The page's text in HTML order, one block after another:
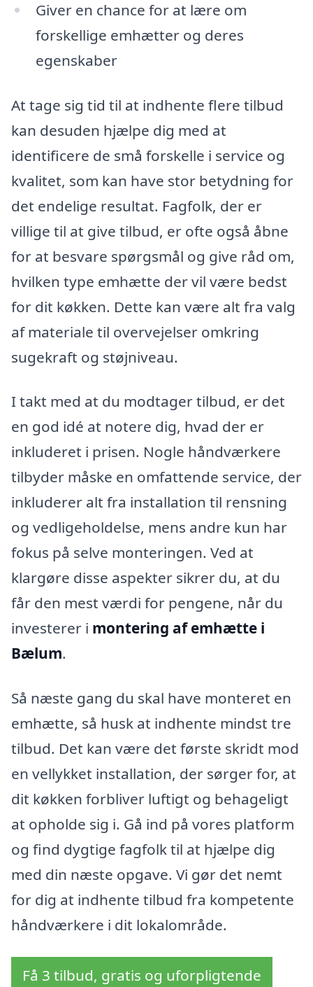
Giver en chance for at lære om
forskellige emhætter og deres
egenskaber
At tage sig tid til at indhente flere tilbud
kan desuden hjælpe dig med at
identificere de små forskelle i service og
kvalitet, som kan have stor betydning for
det endelige resultat. Fagfolk, der er
villige til at give tilbud, er ofte også åbne
for at besvare spørgsmål og give råd om,
hvilken type emhætte der vil være bedst
for dit køkken. Dette kan være alt fra valg
af materiale til overvejelser omkring
sugekraft og støjniveau.
I takt med at du modtager tilbud, er det
en god idé at notere dig, hvad der er
inkluderet i prisen. Nogle håndværkere
tilbyder måske en omfattende service, der
inkluderer alt fra installation til rensning
og vedligeholdelse, mens andre kun har
fokus på selve monteringen. Ved at
klargøre disse aspekter sikrer du, at du
får den mest værdi for pengene, når du
investerer i montering af emhætte i
Bælum.
Så næste gang du skal have monteret en
emhætte, så husk at indhente mindst tre
tilbud. Det kan være det første skridt mod
en vellykket installation, der sørger for, at
dit køkken forbliver luftigt og behageligt
at opholde sig i. Gå ind på vores platform
og find dygtige fagfolk til at hjælpe dig
med din næste opgave. Vi gør det nemt
for dig at indhente tilbud fra kompetente
håndværkere i dit lokalområde.
Få 3 tilbud, gratis og uforpligtende